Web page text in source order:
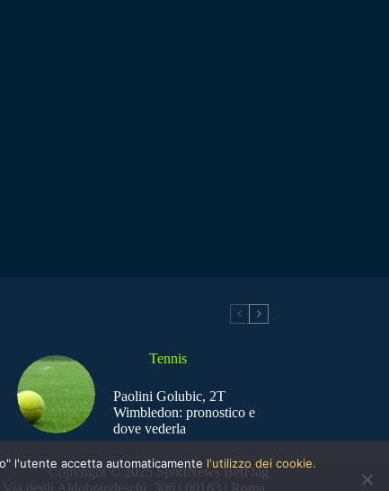
Tennis
Paolini Golubic, 2T
Wimbledon: pronostico e
dove vederla
Copyright © 2025 SportNews BetFlag
l'utente accetta automaticamente l'utilizzo dei cookie.